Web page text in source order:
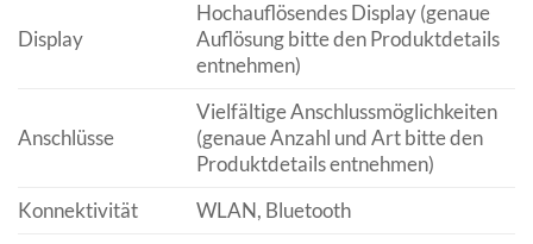
Display
Hochauflösendes Display (genaue
Auflösung bitte den Produktdetails
entnehmen)
Anschlüsse
Vielfältige Anschlussmöglichkeiten
(genaue Anzahl und Art bitte den
Produktdetails entnehmen)
Konnektivität
WLAN, Bluetooth